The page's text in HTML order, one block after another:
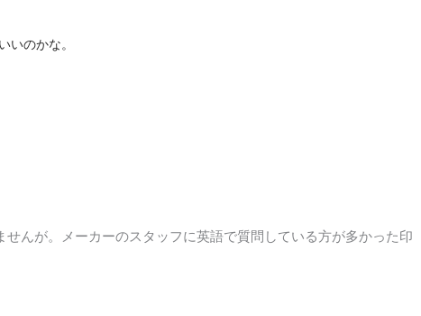
のかな。
んが。メーカーのスタッフに英語で質問している方が多かった印